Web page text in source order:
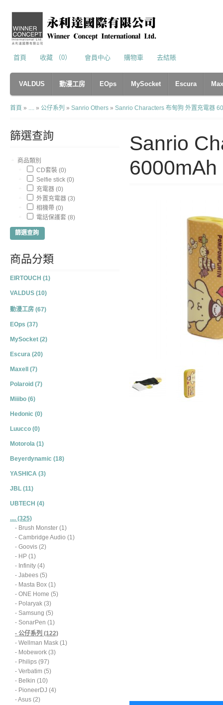
首頁 收藏 （0） 會員中心 購物車 去結賬
VALDUS 動漫工房 EOps MySocket Escura
首頁 » .... » 公仔系列 » Sanrio Others » Sanrio Characters 布甸狗 外置充電器
篩選查詢
商品類別
CD套裝 (0)
Selfie stick (0)
充電器 (0)
外置充電器 (3)
相機帶 (0)
電話保護套 (8)
篩選查詢
商品分類
EIRTOUCH (1)
VALDUS (10)
動漫工房 (67)
EOps (37)
MySocket (2)
Escura (20)
Maxell (7)
Polaroid (7)
Miiibo (6)
Hedonic (0)
Luucco (0)
Motorola (1)
Beyerdynamic (18)
YASHICA (3)
JBL (11)
UBTECH (4)
.... (325)
- Brush Monster (1)
- Cambridge Audio (1)
- Goovis (2)
- HP (1)
- Infinity (4)
- Jabees (5)
- Masta Box (1)
- ONE Home (5)
- Polaryak (3)
- Samsung (5)
- SonarPen (1)
- 公仔系列 (122)
- Wellman Mask (1)
- Mobework (3)
- Philips (97)
- Verbatim (5)
- Belkin (10)
- PioneerDJ (4)
- Asus (2)
Sanrio
6000mAh